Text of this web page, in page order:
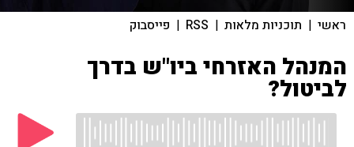
ראשי | תוכניות מלאות |
RSS
| פייסבוק
המנהל האזרחי ביו"ש בדרך
לביטול?